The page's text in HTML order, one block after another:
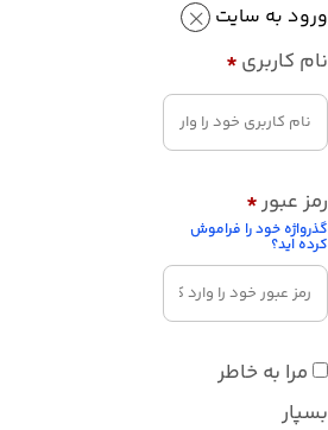
ورود به سایت
نام کاربری*
رمز عبور*
گذرواژه خود را فراموش
کرده اید؟
مرا به خاطر
بسپار